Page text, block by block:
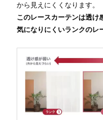
から見えにくくなります。
このレースカーテンは透け
気になりにくいランクのレ